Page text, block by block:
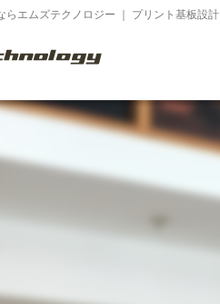
らエムズテクノロジー ｜ プリント基板設計